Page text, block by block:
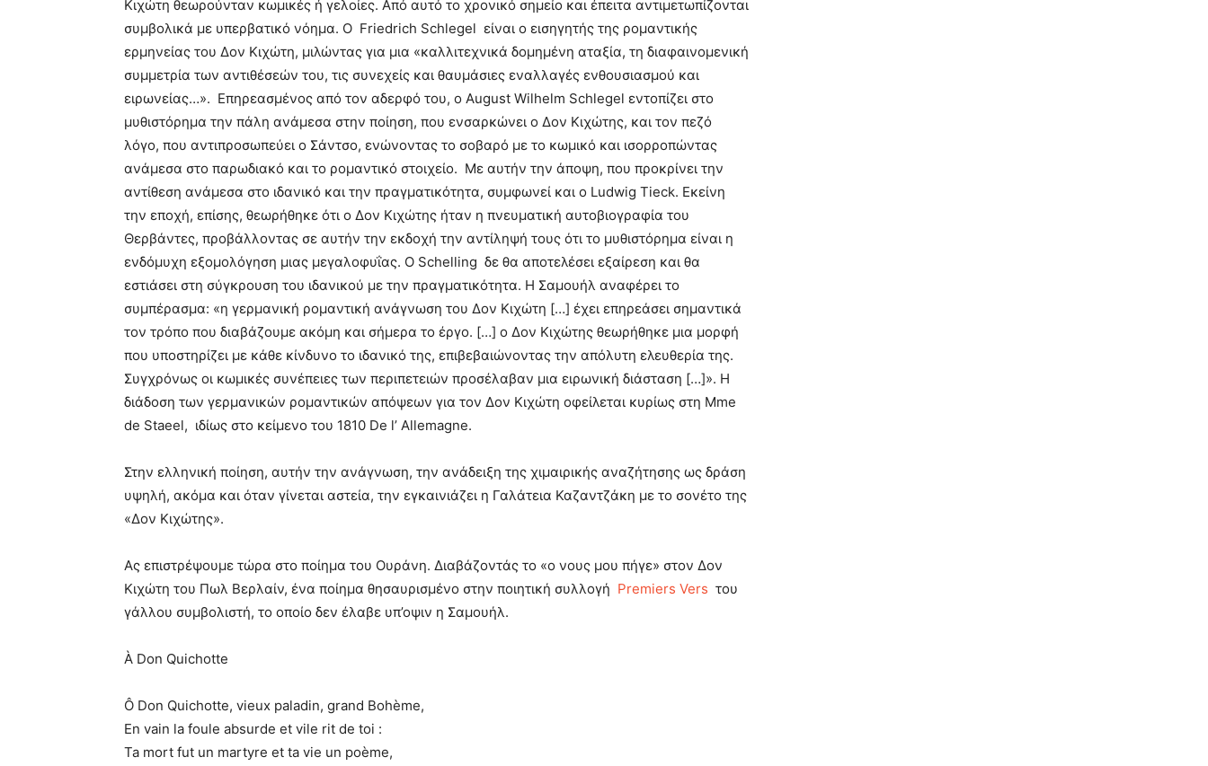
Κιχώτη θεωρούνταν κωμικές ή γελοίες. Από αυτό το χρονικό σημείο και έπειτα αντιμετωπίζονται
συμβολικά με υπερβατικό νόημα. Ο Friedrich Schlegel είναι ο εισηγητής της ρομαντικής
ερμηνείας του Δον Κιχώτη, μιλώντας για μια «καλλιτεχνικά δομημένη αταξία, τη διαφαινομενική
συμμετρία των αντιθέσεών του, τις συνεχείς και θαυμάσιες εναλλαγές ενθουσιασμού και
ειρωνείας…». Επηρεασμένος από τον αδερφό του, ο August Wilhelm Schlegel εντοπίζει στο
μυθιστόρημα την πάλη ανάμεσα στην ποίηση, που ενσαρκώνει ο Δον Κιχώτης, και τον πεζό
λόγο, που αντιπροσωπεύει ο Σάντσο, ενώνοντας το σοβαρό με το κωμικό και ισορροπώντας
ανάμεσα στο παρωδιακό και το ρομαντικό στοιχείο. Με αυτήν την άποψη, που προκρίνει την
αντίθεση ανάμεσα στο ιδανικό και την πραγματικότητα, συμφωνεί και ο Ludwig Tieck. Εκείνη
την εποχή, επίσης, θεωρήθηκε ότι ο Δον Κιχώτης ήταν η πνευματική αυτοβιογραφία του
Θερβάντες, προβάλλοντας σε αυτήν την εκδοχή την αντίληψή τους ότι το μυθιστόρημα είναι η
ενδόμυχη εξομολόγηση μιας μεγαλοφυΐας. Ο Schelling δε θα αποτελέσει εξαίρεση και θα
εστιάσει στη σύγκρουση του ιδανικού με την πραγματικότητα. Η Σαμουήλ αναφέρει το
συμπέρασμα: «η γερμανική ρομαντική ανάγνωση του Δον Κιχώτη […] έχει επηρεάσει σημαντικά
τον τρόπο που διαβάζουμε ακόμη και σήμερα το έργο. […] ο Δον Κιχώτης θεωρήθηκε μια μορφή
που υποστηρίζει με κάθε κίνδυνο το ιδανικό της, επιβεβαιώνοντας την απόλυτη ελευθερία της.
Συγχρόνως οι κωμικές συνέπειες των περιπετειών προσέλαβαν μια ειρωνική διάσταση […]». Η
διάδοση των γερμανικών ρομαντικών απόψεων για τον Δον Κιχώτη οφείλεται κυρίως στη Mme
de Staeel, ιδίως στο κείμενο του 1810 De l’ Allemagne.
Στην ελληνική ποίηση, αυτήν την ανάγνωση, την ανάδειξη της χιμαιρικής αναζήτησης ως δράση
υψηλή, ακόμα και όταν γίνεται αστεία, την εγκαινιάζει η Γαλάτεια Καζαντζάκη με το σονέτο της
«Δον Κιχώτης».
Ας επιστρέψουμε τώρα στο ποίημα του Ουράνη. Διαβάζοντάς το «ο νους μου πήγε» στον Δον
Κιχώτη του Πωλ Βερλαίν, ένα ποίημα θησαυρισμένο στην ποιητική συλλογή Premiers Vers του
γάλλου συμβολιστή, το οποίο δεν έλαβε υπ’οψιν η Σαμουήλ.
À Don Quichotte
Ô Don Quichotte, vieux paladin, grand Bohème,
En vain la foule absurde et vile rit de toi :
Ta mort fut un martyre et ta vie un poème,